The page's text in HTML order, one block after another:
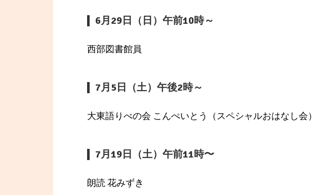
6月29日（日）午前10時～
西部図書館員
7月5日（土）午後2時～
大東語りべの会 こんぺいとう（スペシャルおはなし会）
7月19日（土）午前11時〜
朗読 花みずき